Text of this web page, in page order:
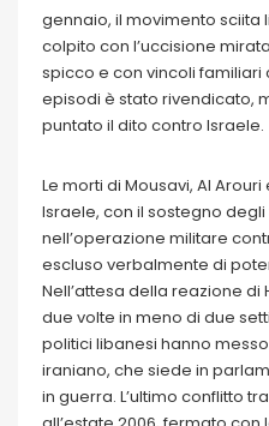
gennaio, il movimento
colpito con l’uccisione
spicco e con vincoli familiari
episodi è stato rivendicato,
puntato il dito contro Israele.
Le morti di Mousavi, Al
Israele, con il sostegno
nell’operazione militare
escluso verbalmente di
Nell’attesa della reazione
due volte in meno di due
politici libanesi hanno
iraniano, che siede in
in guerra. L’ultimo conflitto